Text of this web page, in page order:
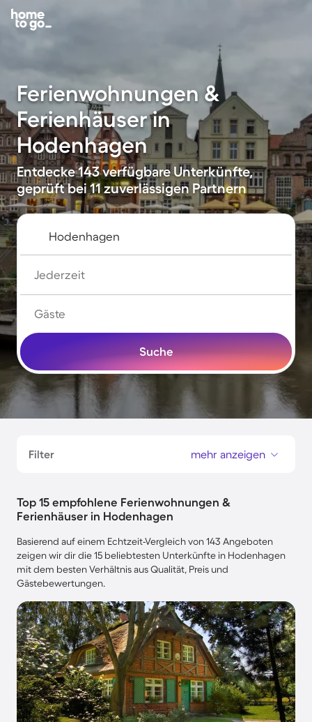
Ferienwohnungen &
Ferienhäuser in
Hodenhagen
Entdecke 143 verfügbare Unterkünfte,
geprüft bei 11 zuverlässigen Partnern
Jederzeit
Gäste
Suche
Filter mehr anzeigen
Top 15 empfohlene Ferienwohnungen &
Ferienhäuser in Hodenhagen
Basierend auf einem Echtzeit-Vergleich von 143 Angeboten
zeigen wir dir die 15 beliebtesten Unterkünfte in Hodenhagen
mit dem besten Verhältnis aus Qualität, Preis und
Gästebewertungen.